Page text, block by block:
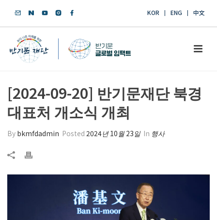
KOR ENG 中文
[2024-09-20] 반기문재단 북경
대표처 개소식 개최
By bkmfdadmin Posted 2024년 10월 23일 In 행사